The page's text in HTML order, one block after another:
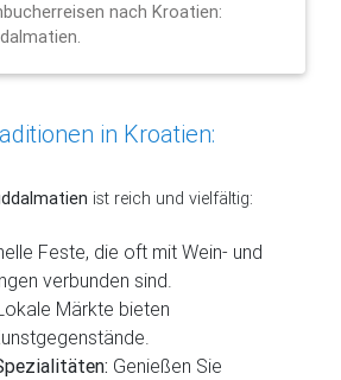
nach Kroatien:
in Kroatien:
ist reich und vielfältig:
Feste, die oft mit Wein- und
verbunden sind.
Märkte bieten
Genießen Sie